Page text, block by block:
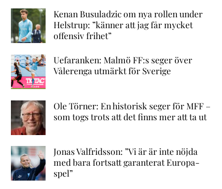
Kenan Busuladzic om nya rollen under
Helstrup: ”känner att jag får mycket
offensiv frihet”
Uefaranken: Malmö FF:s seger över
Vålerenga utmärkt för Sverige
Ole Törner: En historisk seger för MFF –
som togs trots att det finns mer att ta ut
Jonas Valfridsson: ”Vi är är inte nöjda
med bara fortsatt garanterat Europa-
spel”